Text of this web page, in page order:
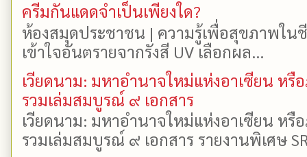
ครีมกันแดดจำเป็นเพียงใด?
ห้องสมุดประชาชน | ความรู้เพื่อสุขภาพใน
เข้าใจอันตรายจากรังสี UV เลือกผล...
เวียดนาม: มหาอำนาจใหม่แห่งอาเซียน ห
รวมเล่มสมบูรณ์ ๙ เอกสาร
เวียดนาม: มหาอำนาจใหม่แห่งอาเซียน ห
รวมเล่มสมบูรณ์ ๙ เอกสาร รายงานพิเศษ